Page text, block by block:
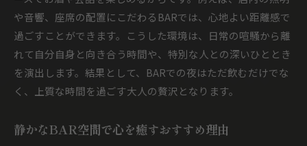
や音響、座席の配置にこだわるBARでは、心地よい距離感で
過ごすことができます。こうした環境は、日常の喧騒から離
れて自分自身と向き合う時間や、特別な人との深いひととき
を演出します。結果として、BARでの夜はただ飲むだけでな
く、上質な時間を過ごす大人の贅沢となります。
静かなBAR空間で心を癒すおすすめ理由